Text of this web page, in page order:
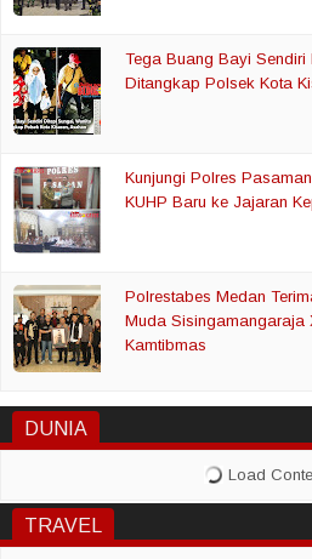
Tega Buang Bayi Sendiri
Ditangkap Polsek Kota
Kunjungi Polres
KUHP Baru ke Jajaran
Polrestabes Medan
Muda Sisingamangaraja
Kamtibmas
DUNIA
TRAVEL